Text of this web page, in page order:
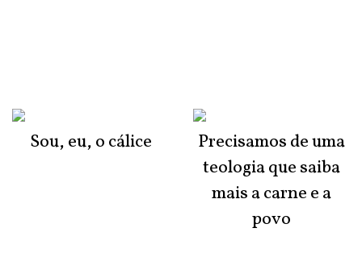
Sou, eu, o cálice
Precisamos de uma
teologia que saiba
mais a carne e a
povo